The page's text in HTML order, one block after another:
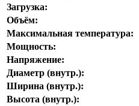
Загрузка:
Объём:
Максимальная температура:
Мощность:
Напряжение:
Диаметр (внутр.):
Ширина (внутр.):
Высота (внутр.):